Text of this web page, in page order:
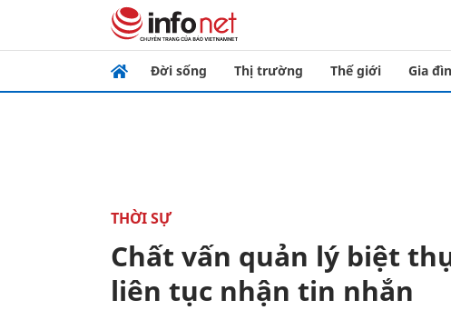
Đời sống Thị trường Thế giới Gia
THỜI SỰ
Chất vấn quản lý biệt
liên tục nhận tin nhắn